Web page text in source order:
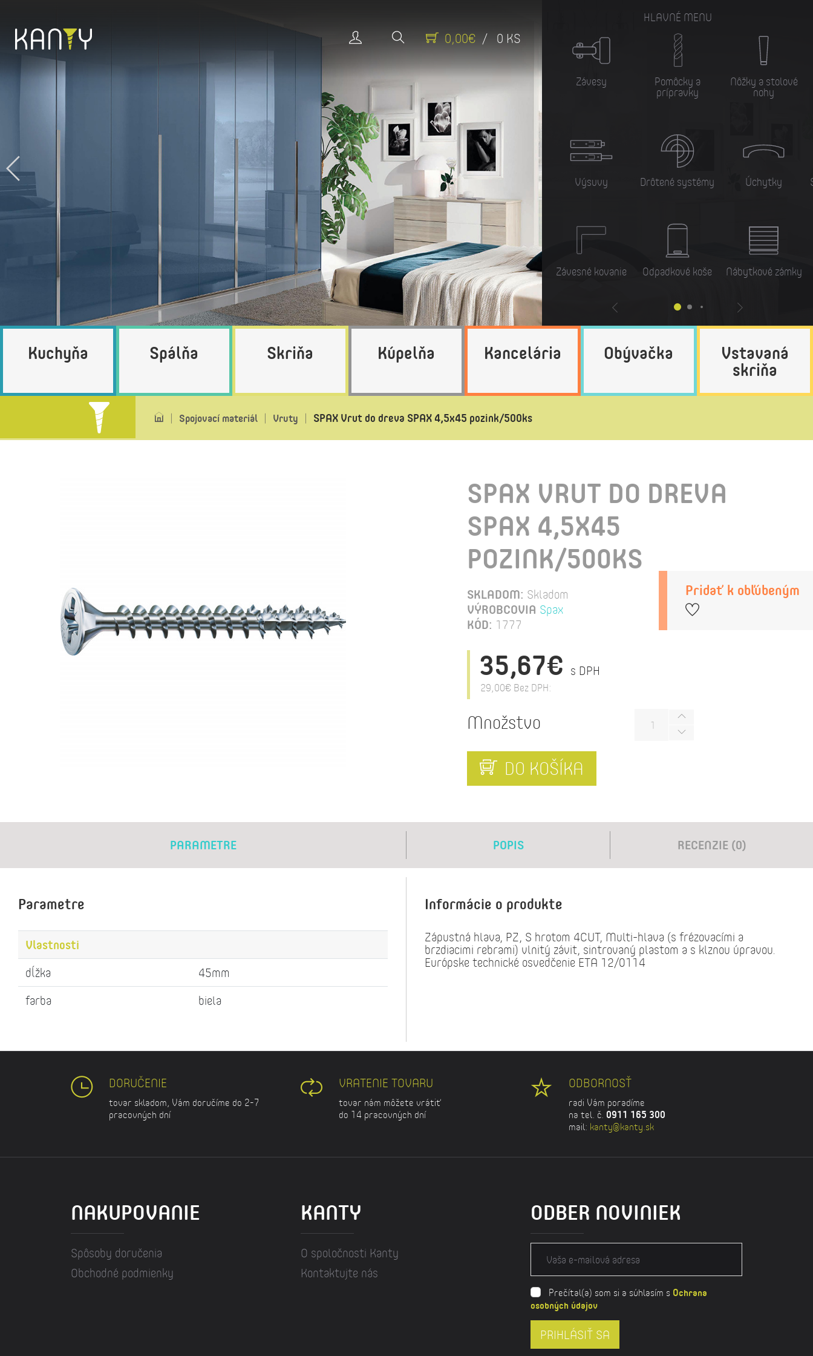
0,00€ / 0 KS
HLAVNÉ MENU
Závesy
Výsuvy
Závesné kovanie
Pomôcky a
prípravky
Drôtené systémy
Odpadkové koše
Nôžky a stolové
nohy
Úchytky
Nábytkové zámky
Kuchyňa Spálňa Skriňa Kúpelňa Kancelária Obývačka Vstavaná
skriňa
Spojovací materiál Vruty SPAX Vrut do dreva SPAX 4,5x45 pozink/500ks
SPAX VRUT DO DREVA
SPAX 4,5X45
POZINK/500KS
SKLADOM: Skladom
VÝROBCOVIA Spax
KÓD: 1777
Pridať k obľúbeným
35,67€ s DPH
29,00€ Bez DPH:
Množstvo
DO KOŠÍKA
PARAMETRE
Parametre
Vlastnosti
dĺžka
45mm
farba
biela
POPIS RECENZIE (0)
Informácie o produkte
Zápustná hlava, PZ, S hrotom 4CUT, Multi-hlava (s frézovacími a
brzdiacimi rebrami) vlnitý závit, sintrovaný plastom a s klznou úpravou.
Európske technické osvedčenie ETA 12/0114
DORUČENIE
tovar skladom, Vám doručíme do 2-7
pracovných dní
VRATENIE TOVARU
tovar nám môžete vrátiť
do 14 pracovných dní
ODBORNOSŤ
radi Vám poradíme
na tel. č. 0911 165 300
mail: kanty@kanty.sk
NAKUPOVANIE
Spôsoby doručenia
Obchodné podmienky
KANTY
O spoločnosti Kanty
Kontaktujte nás
ODBER NOVINIEK
Prečítal(a) som si a súhlasím s Ochrana
osobných údajov
PRIHLÁSIŤ SA